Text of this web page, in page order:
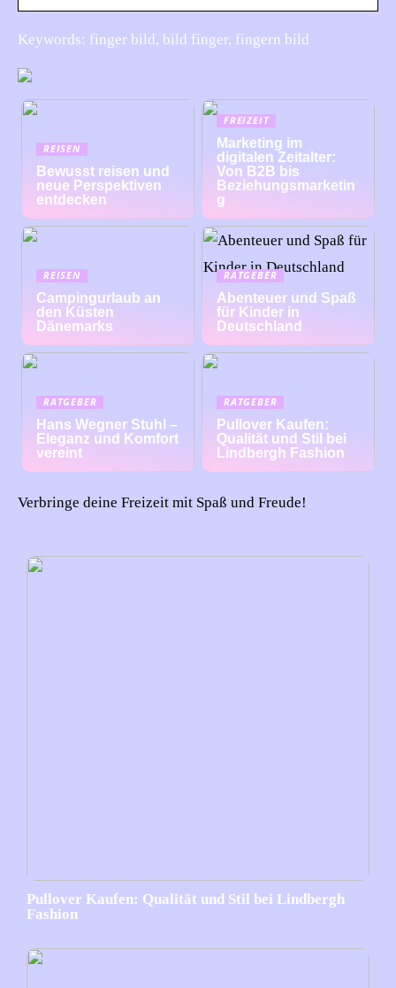
Keywords: finger bild, bild finger, fingern bild
REISEN
Bewusst reisen und
neue Perspektiven
entdecken
FREIZEIT
Marketing im
digitalen Zeitalter:
Von B2B bis
Beziehungsmarketin
g
REISEN
Campingurlaub an
den Küsten
Dänemarks
RATGEBER
Abenteuer und Spaß
für Kinder in
Deutschland
RATGEBER
Hans Wegner Stuhl –
Eleganz und Komfort
vereint
RATGEBER
Pullover Kaufen:
Qualität und Stil bei
Lindbergh Fashion
Verbringe deine Freizeit mit Spaß und Freude!
Pullover Kaufen: Qualität und Stil bei Lindbergh
Fashion